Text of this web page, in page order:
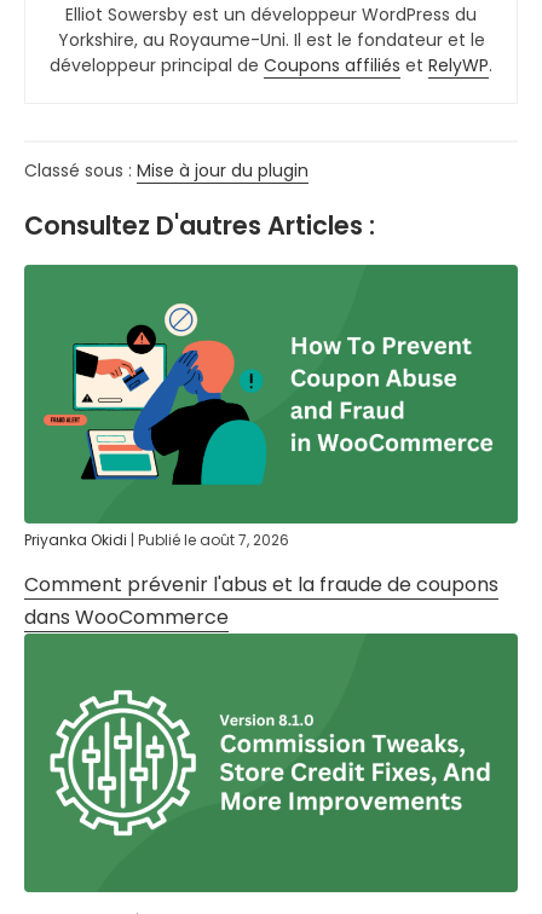
Elliot Sowersby est un développeur WordPress du
Yorkshire, au Royaume-Uni. Il est le fondateur et le
développeur principal de Coupons affiliés et RelyWP.
Classé sous : Mise à jour du plugin
Consultez D'autres Articles :
Priyanka Okidi | Publié le août 7, 2026
Comment prévenir l'abus et la fraude de coupons
dans WooCommerce